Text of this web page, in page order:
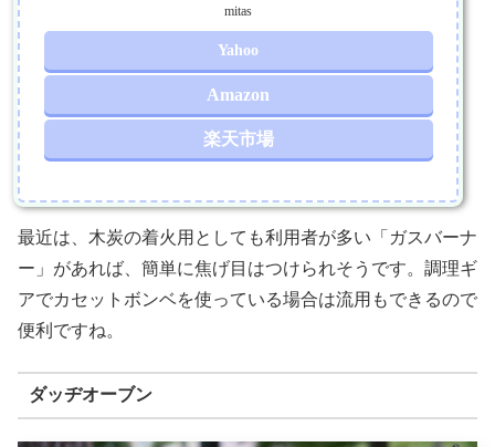
mitas
Yahoo
Amazon
楽天市場
最近は、木炭の着火用としても利用者が多い「ガスバーナ
ー」があれば、簡単に焦げ目はつけられそうです。調理ギ
アでカセットボンベを使っている場合は流用もできるので
便利ですね。
ダッヂオーブン